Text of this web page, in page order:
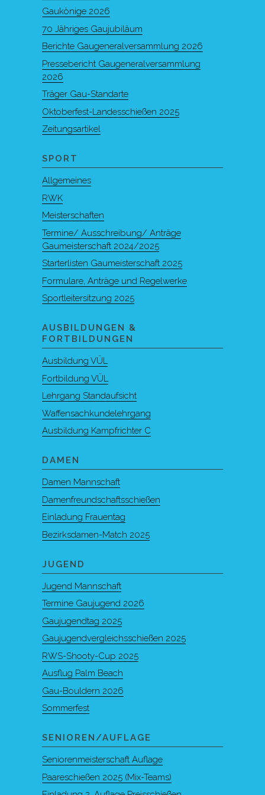
Gaukönige 2026
70 Jähriges Gaujubiläum
Berichte Gaugeneralversammlung 2026
Pressebericht Gaugeneralversammlung
2026
Träger Gau-Standarte
Oktoberfest-Landesschießen 2025
Zeitungsartikel
SPORT
Allgemeines
RWK
Meisterschaften
Termine/ Ausschreibung/ Anträge
Gaumeisterschaft 2024/2025
Starterlisten Gaumeisterschaft 2025
Formulare, Anträge und Regelwerke
Sportleitersitzung 2025
AUSBILDUNGEN &
FORTBILDUNGEN
Ausbildung VÜL
Fortbildung VÜL
Lehrgang Standaufsicht
Waffensachkundelehrgang
Ausbildung Kampfrichter C
DAMEN
Damen Mannschaft
Damenfreundschaftsschießen
Einladung Frauentag
Bezirksdamen-Match 2025
JUGEND
Jugend Mannschaft
Termine Gaujugend 2026
Gaujugendtag 2025
Gaujugendvergleichsschießen 2025
RWS-Shooty-Cup 2025
Ausflug Palm Beach
Gau-Bouldern 2026
Sommerfest
SENIOREN/AUFLAGE
Seniorenmeisterschaft Auflage
Paareschießen 2025 (Mix-Teams)